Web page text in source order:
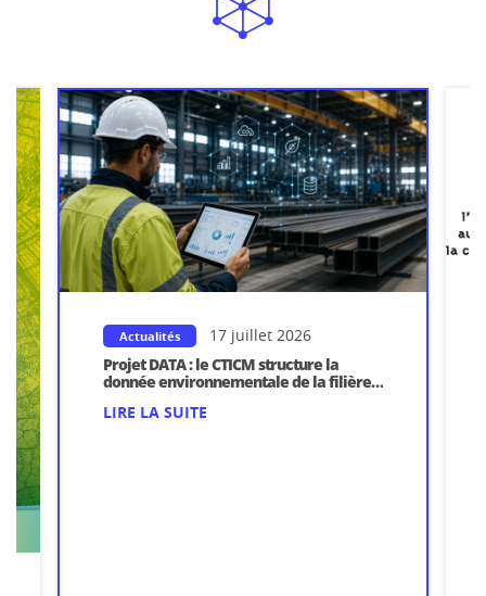
Actualités
17 juillet 2026
Projet DATA : le CTICM structure la
donnée environnementale de la filière
LIRE LA SUITE